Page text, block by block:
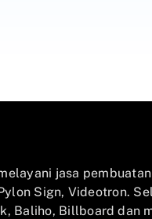
jasa
Sign, Videotron.
Baliho, Billboard